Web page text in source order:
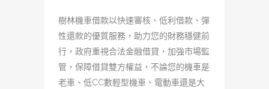
樹林機車借款以快速審核、低利借款、彈
性還款的優質服務，助力您的財務穩健前
行，政府重視合法金融借貸，加強市場監
管，保障借貸雙方權益，不論您的機車是
老車、低CC數輕型機車、電動車還是大